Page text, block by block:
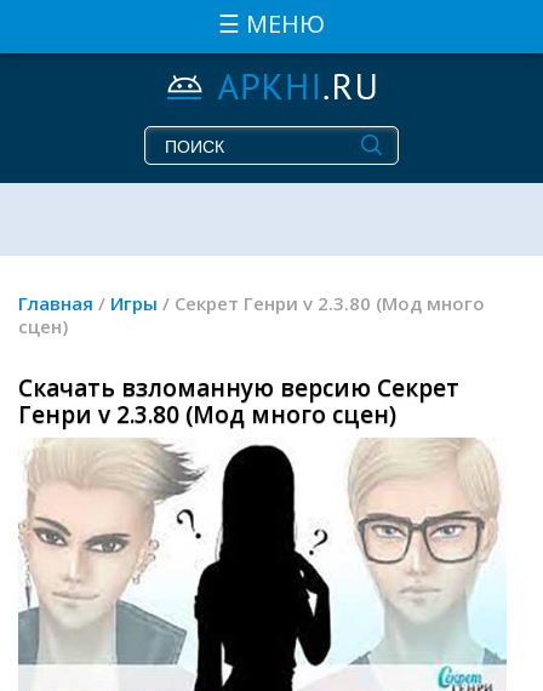
☰ МЕНЮ
Главная / Игры / Секрет Генри v 2.3.80 (Мод много
сцен)
Скачать взломанную версию Секрет
Генри v 2.3.80 (Мод много сцен)